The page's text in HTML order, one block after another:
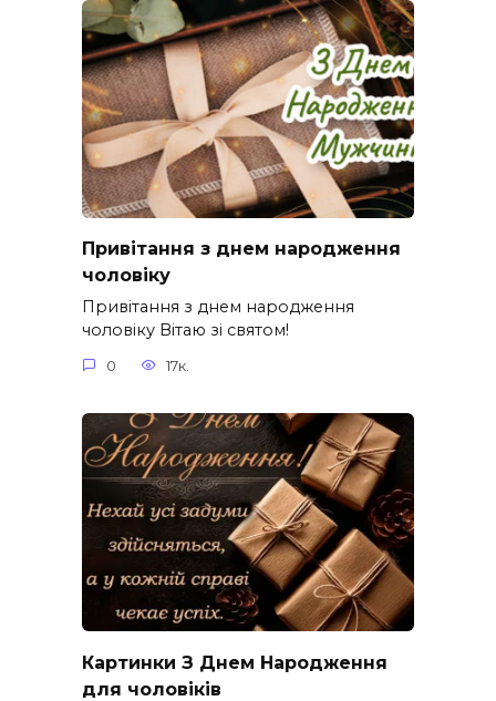
Привітання з днем народження
чоловіку
Привітання з днем народження
чоловіку Вітаю зі святом!
0 17к.
Картинки З Днем Народження
для чоловіків​